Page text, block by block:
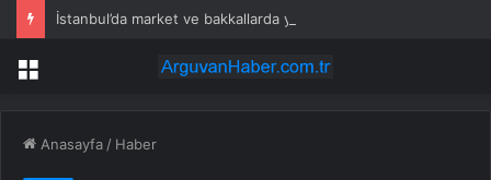
Menü
Anasayfa / Haber